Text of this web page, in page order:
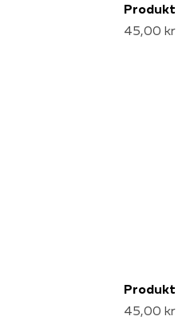
Produkt
45,00 kr
Produkt
45,00 kr